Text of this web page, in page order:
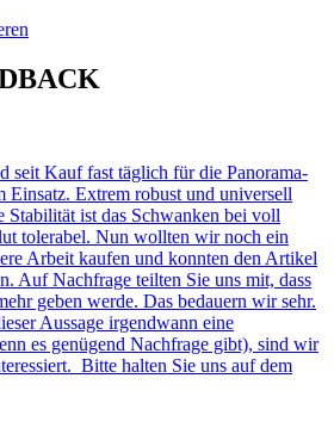
seit Kauf fast täglich für die Panorama-
Einsatz. Extrem robust und universell
Stabilität ist das Schwanken bei voll
tolerabel. Nun wollten wir noch ein
Arbeit kaufen und konnten den Artikel
Auf Nachfrage teilten Sie uns mit, dass
geben werde. Das bedauern wir sehr.
Aussage irgendwann eine
es genügend Nachfrage gibt), sind wir
Bitte halten Sie uns auf dem